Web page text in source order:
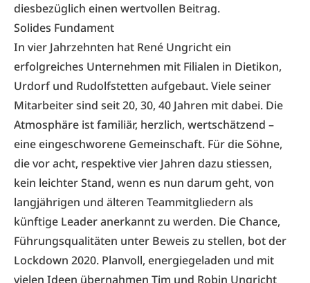
diesbezüglich einen wertvollen Beitrag.
Solides Fundament
In vier Jahrzehnten hat René Ungricht ein
erfolgreiches Unternehmen mit Filialen in Dietikon,
Urdorf und Rudolfstetten aufgebaut. Viele seiner
Mitarbeiter sind seit 20, 30, 40 Jahren mit dabei. Die
Atmosphäre ist familiär, herzlich, wertschätzend –
eine eingeschworene Gemeinschaft. Für die Söhne,
die vor acht, respektive vier Jahren dazu stiessen,
kein leichter Stand, wenn es nun darum geht, von
langjährigen und älteren Teammitgliedern als
künftige Leader anerkannt zu werden. Die Chance,
Führungsqualitäten unter Beweis zu stellen, bot der
Lockdown 2020. Planvoll, energiegeladen und mit
vielen Ideen übernahmen Tim und Robin Ungricht